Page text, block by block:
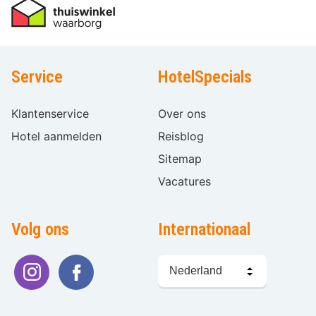
Service
Klantenservice
Hotel aanmelden
HotelSpecials
Over ons
Reisblog
Sitemap
Vacatures
Volg ons Internationaal
kiezen